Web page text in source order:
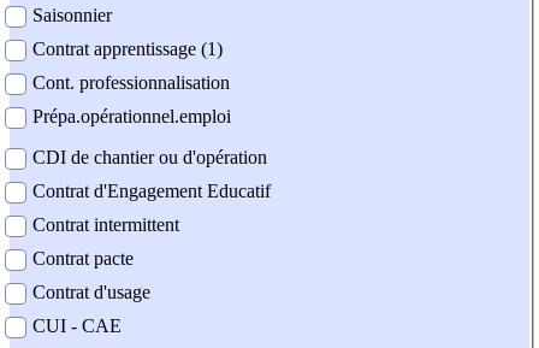
Saisonnier
Contrat apprentissage (1)
Cont. professionnalisation
Prépa.opérationnel.emploi
CDI de chantier ou d'opération
Contrat d'Engagement Educatif
Contrat intermittent
Contrat pacte
Contrat d'usage
CUI - CAE